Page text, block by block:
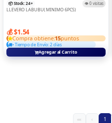
📦 Stock: 24+ 👁️ 0 visitas
LLEVERO LABUBU( MINIMO 6PCS)
💰 $1.54
Compra obtiene:15puntos
• Tiempo de Envío: 2 días
Agregar al Carrito
«« ‹ 1